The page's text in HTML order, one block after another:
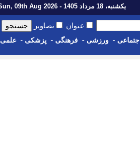
یکشنبه، 18 مرداد 1405 - Sun, 09th Aug 2026
عنوان تصاویر
اجتماعی - ورزشی - فرهنگی - پزشکی - علمی